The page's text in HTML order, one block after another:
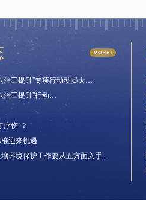
治三提升”专项行动动员大…
治三提升”行动…
疗伤”？
迎来机遇
环境保护工作要从五方面入手…